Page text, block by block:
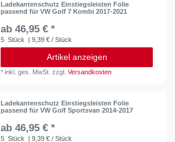
Ladekantenschutz Einstiegsleisten Folie
passend für VW Golf 7 Kombi 2017-2021
ab 46,95 € *
5 Stück | 9,39 € / Stück
Artikel anzeigen
*inkl. ges. MwSt. zzgl.Versandkosten
Ladekantenschutz Einstiegsleisten Folie
passend für VW Golf Sportsvan 2014-2017
ab 46,95 € *
5 Stück | 9,39 € / Stück